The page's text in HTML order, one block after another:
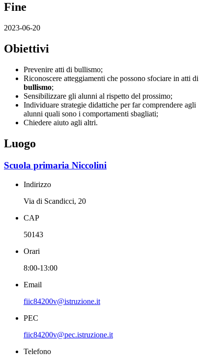
Fine
2023-06-20
Obiettivi
Prevenire atti di bullismo;
Riconoscere atteggiamenti che possono sfociare in atti di
bullismo;
Sensibilizzare gli alunni al rispetto del prossimo;
Individuare strategie didattiche per far comprendere agli
alunni quali sono i comportamenti sbagliati;
Chiedere aiuto agli altri.
Luogo
Scuola primaria Niccolini
Indirizzo
Via di Scandicci, 20
CAP
50143
Orari
8:00-13:00
Email
fiic84200v@istruzione.it
PEC
fiic84200v@pec.istruzione.it
Telefono